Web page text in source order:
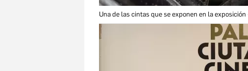
Una de las cintas que se exponen en la exposición